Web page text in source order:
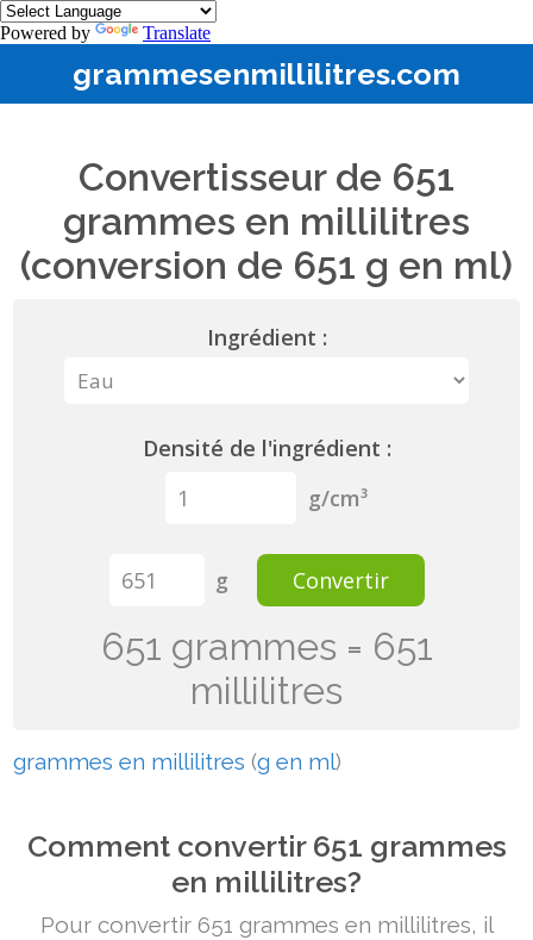
Powered by Translate
grammesenmillilitres.com
Convertisseur de 651
grammes en millilitres
(conversion de 651 g en ml)
Ingrédient :
Densité de l'ingrédient :
g/cm³
g Convertir
651 grammes = 651
millilitres
grammes en millilitres (g en ml)
Comment convertir 651 grammes
en millilitres?
Pour convertir 651 grammes en millilitres, il